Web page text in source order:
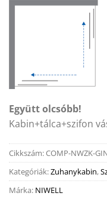
Együtt olcsóbb!
Kabin+tálca+szifon
Cikkszám:COMP-NWZK-
Kategóriák:Zuhanykabin,
Márka: NIWELL